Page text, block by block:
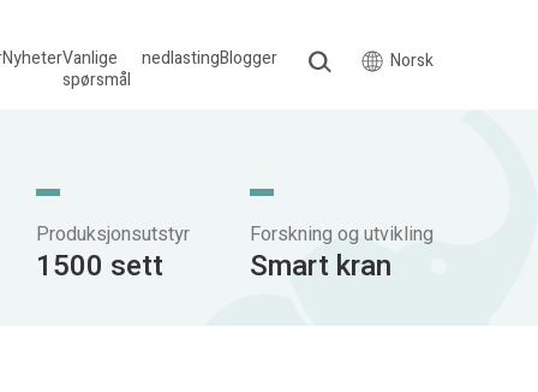
NyheterVanlige
spørsmål
nedlastingBlogger Norsk
Produksjonsutstyr
1500 sett
Forskning og utvikling
Smart kran